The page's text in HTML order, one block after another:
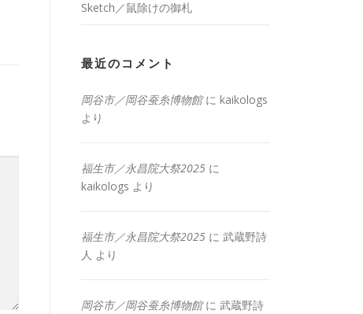
Sketch／鼠除けの御札
最近のコメント
岡谷市／岡谷蚕糸博物館に kaikologs
より
福生市／永昌院大祭2025 に
kaikologs より
福生市／永昌院大祭2025 に 武蔵野詩
人 より
岡谷市／岡谷蚕糸博物館に 武蔵野詩